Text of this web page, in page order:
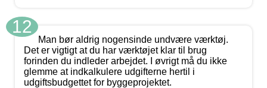
12
Man bør aldrig nogensinde undvære værktøj.
Det er vigtigt at du har værktøjet klar til brug
forinden du indleder arbejdet. I øvrigt må du ikke
glemme at indkalkulere udgifterne hertil i
udgiftsbudgettet for byggeprojektet.